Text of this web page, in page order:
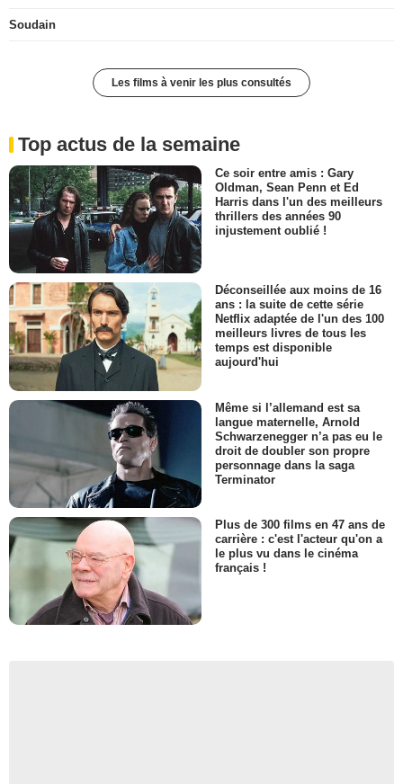
Soudain
Les films à venir les plus consultés
Top actus de la semaine
Ce soir entre amis : Gary
Oldman, Sean Penn et Ed
Harris dans l'un des meilleurs
thrillers des années 90
injustement oublié !
Déconseillée aux moins de 16
ans : la suite de cette série
Netflix adaptée de l'un des 100
meilleurs livres de tous les
temps est disponible
aujourd'hui
Même si l’allemand est sa
langue maternelle, Arnold
Schwarzenegger n’a pas eu le
droit de doubler son propre
personnage dans la saga
Terminator
Plus de 300 films en 47 ans de
carrière : c'est l'acteur qu'on a
le plus vu dans le cinéma
français !